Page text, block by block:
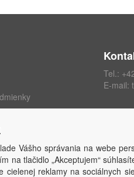
Tel.:
E-mail:
Copyright © TECHNO GROUP
Vášho správania na webe
na tlačidlo „Akceptujem“
reklamy na sociálnych